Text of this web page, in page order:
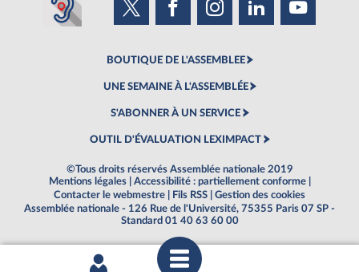
BOUTIQUE DE L'ASSEMBLEE
UNE SEMAINE À L'ASSEMBLÉE
S'ABONNER À UN SERVICE
OUTIL D'ÉVALUATION LEXIMPACT
©Tous droits réservés Assemblée nationale 2019
Mentions légales
Accessibilité : partiellement conforme
Contacter le webmestre
Fils RSS
Gestion des cookies
Assemblée nationale - 126 Rue de l'Université, 75355 Paris 07 SP -
Standard 01 40 63 60 00